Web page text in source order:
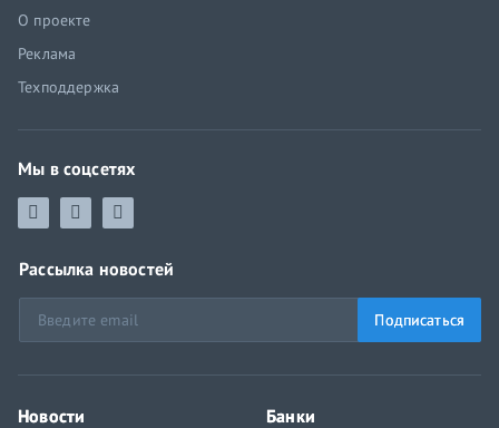
О проекте
Реклама
Техподдержка
Мы в соцсетях
Рассылка новостей
Подписаться
Новости Банки